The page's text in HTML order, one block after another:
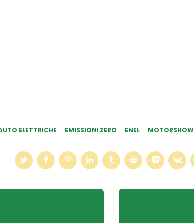
ELETTRICHE EMISSIONI ZERO ENEL MOTORSHOW